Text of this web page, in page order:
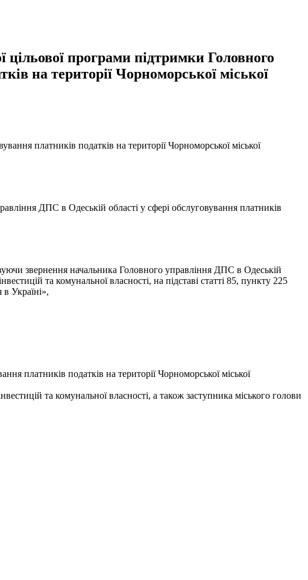
програми підтримки Головного
на території Чорноморської міської
платників податків на території Чорноморської міської
ДПС в Одеській області у сфері обслуговування платників
звернення начальника Головного управління ДПС в Одеській
та комунальної власності, на підставі статті 85, пункту 225
Україні»,
платників податків на території Чорноморської міської
та комунальної власності, а також заступника міського голови